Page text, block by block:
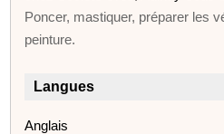
Poncer, mastiquer, préparer les
peinture.
Langues
Anglais